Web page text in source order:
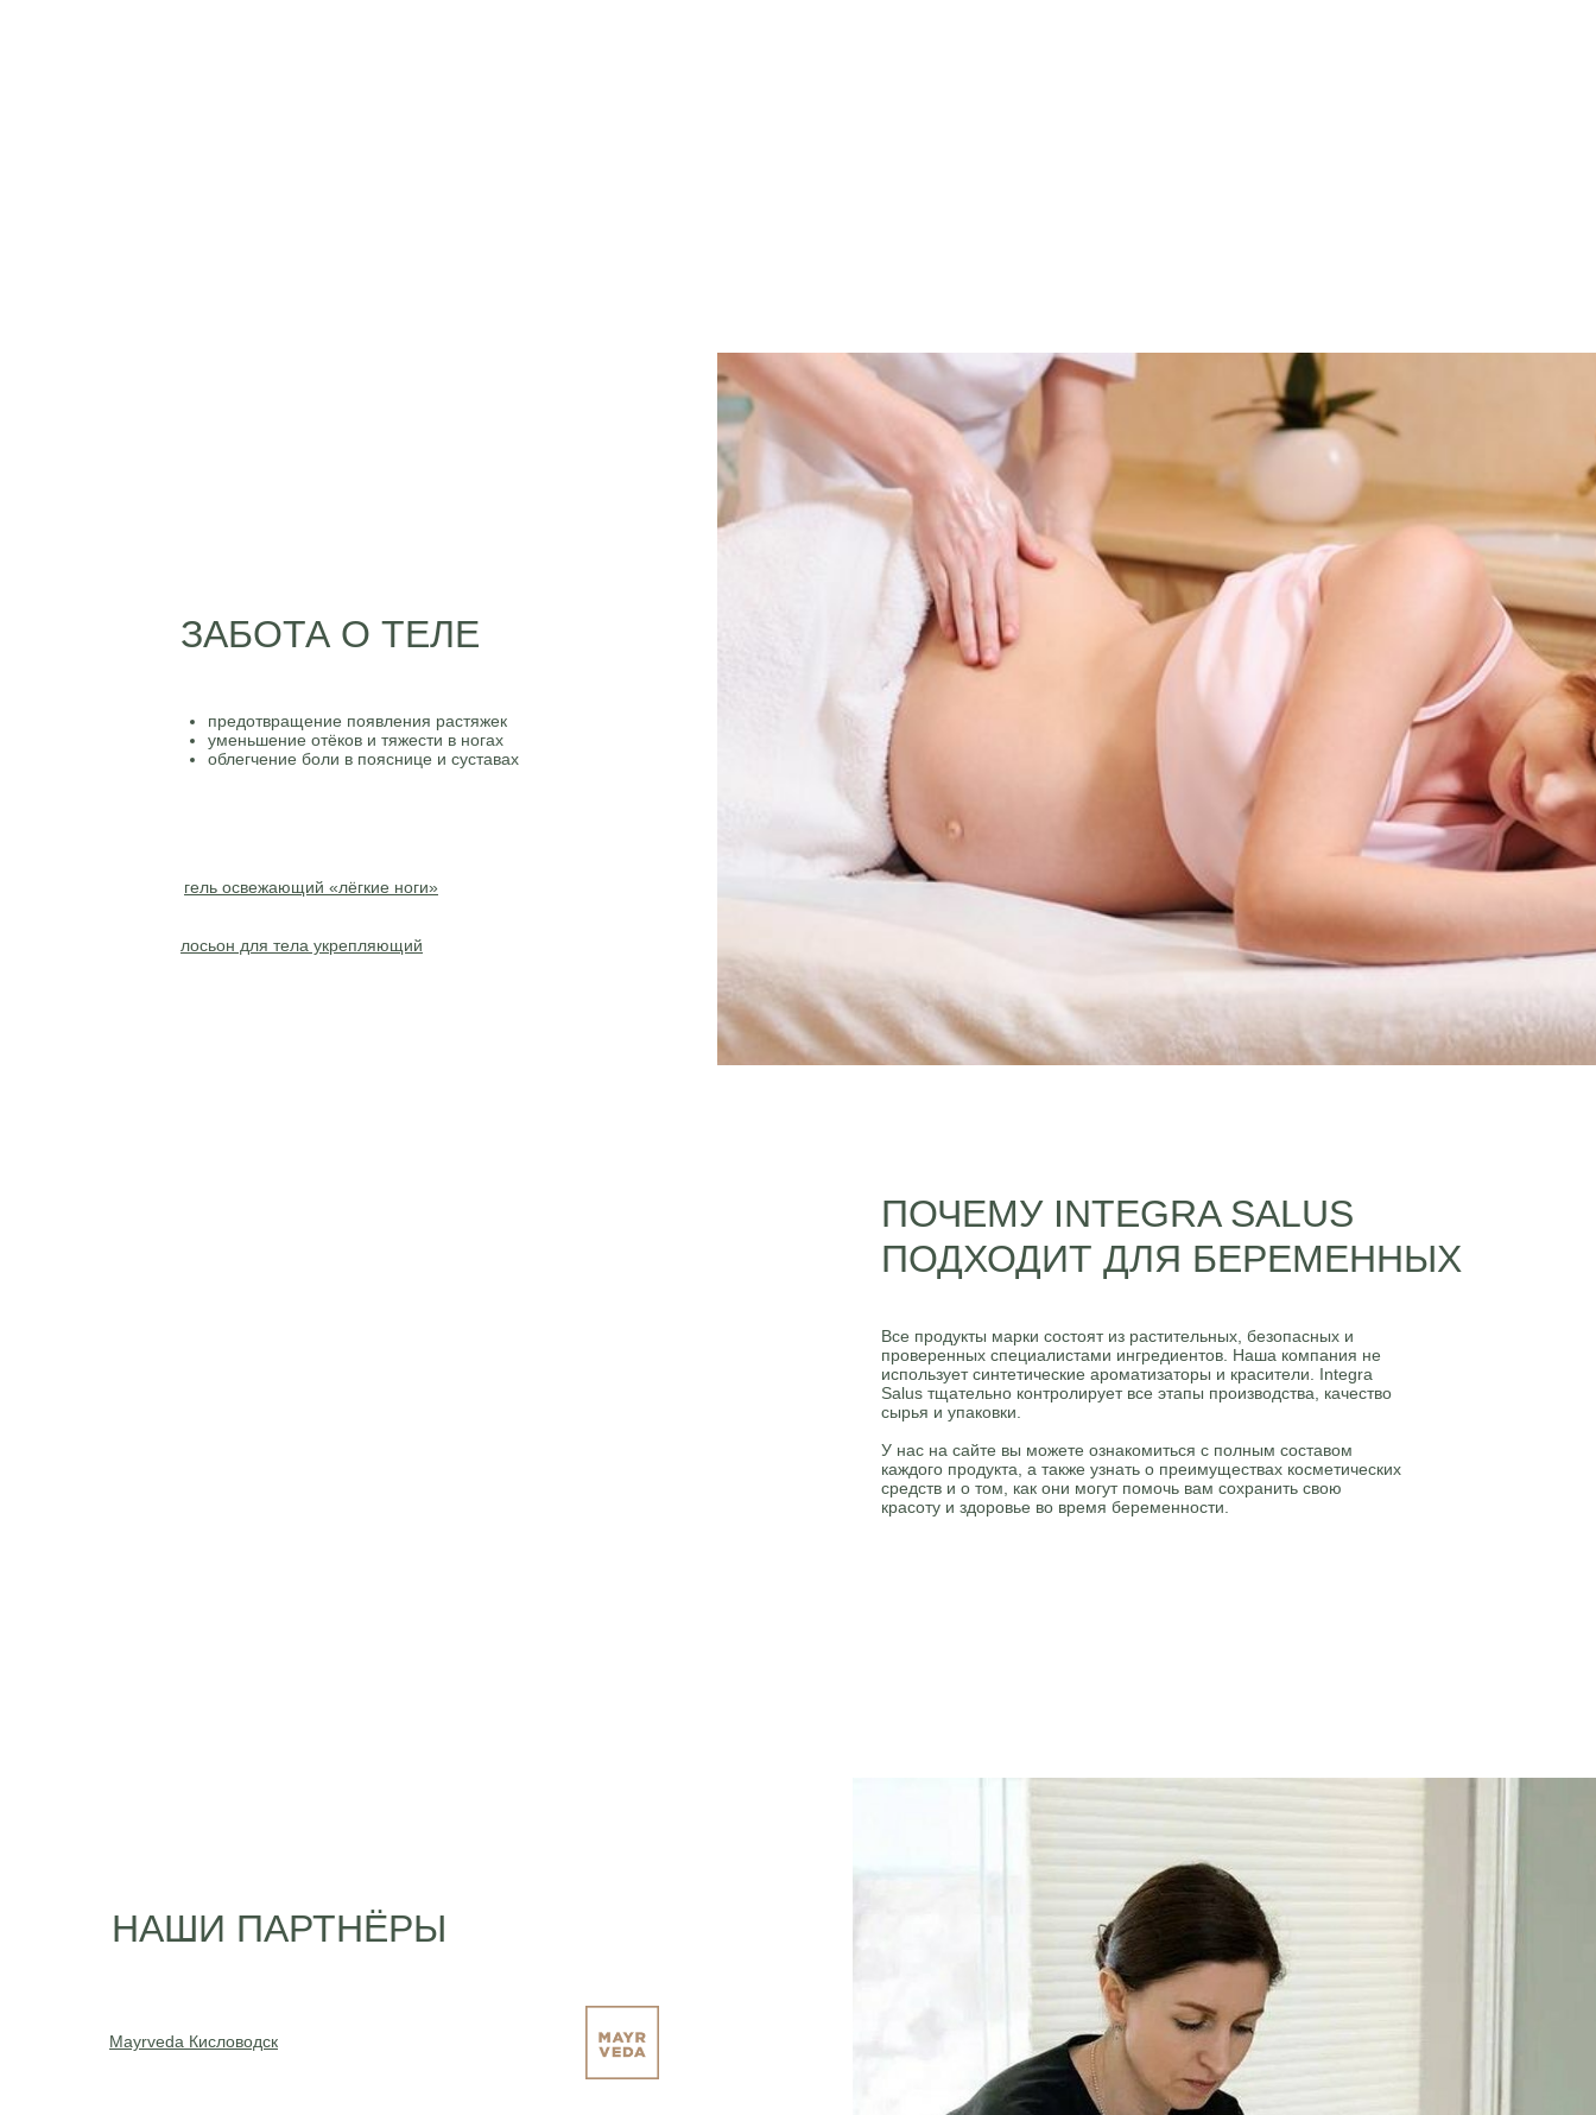
предотвращение появления растяжек
уменьшение отёков и тяжести в ногах
облегчение боли в пояснице и суставах
ЗАБОТА О ТЕЛЕ
гель освежающий «лёгкие ноги»
лосьон для тела укрепляющий
Все продукты марки состоят из растительных, безопасных и
проверенных специалистами ингредиентов. Наша компания не
использует синтетические ароматизаторы и красители. Integra
Salus тщательно контролирует все этапы производства, качество
сырья и упаковки.
У нас на сайте вы можете ознакомиться с полным составом
каждого продукта, а также узнать о преимуществах косметических
средств и о том, как они могут помочь вам сохранить свою
красоту и здоровье во время беременности.
ПОЧЕМУ INTEGRA SALUS
ПОДХОДИТ ДЛЯ БЕРЕМЕННЫХ
Mayrveda Кисловодск
НАШИ ПАРТНЁРЫ